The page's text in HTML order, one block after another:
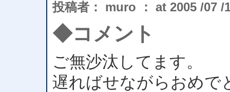
投稿者： muro ： at 2005 /07 /
◆コメント
ご無沙汰してます。
遅ればせながらおめで